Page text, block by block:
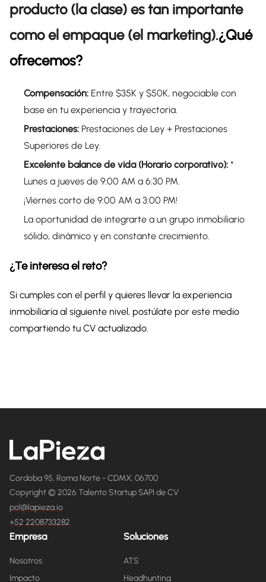
producto (la clase) es tan importante
como el empaque (el marketing).¿Qué
ofrecemos?
Compensación: Entre $35K y $50K, negociable con
base en tu experiencia y trayectoria.
Prestaciones: Prestaciones de Ley + Prestaciones
Superiores de Ley.
Excelente balance de vida (Horario corporativo): *
Lunes a jueves de 9:00 AM a 6:30 PM.
¡Viernes corto de 9:00 AM a 3:00 PM!
La oportunidad de integrarte a un grupo inmobiliario
sólido, dinámico y en constante crecimiento.
¿Te interesa el reto?
Si cumples con el perfil y quieres llevar la experiencia
inmobiliaria al siguiente nivel, postúlate por este medio
compartiendo tu CV actualizado.
Cordoba 95, Roma Norte - CDMX, 06700
Copyright © 2026 Talento Startup SAPI de CV
pol@lapieza.io
+52 2208733282
Empresa
Nosotros
Impacto
Soluciones
ATS
Headhunting